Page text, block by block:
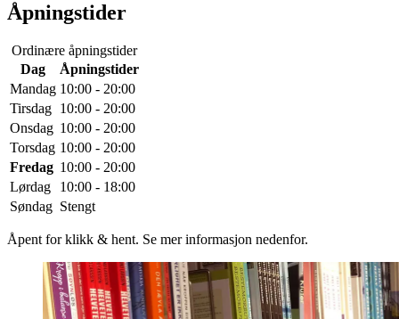
Åpningstider
Ordinære åpningstider
Dag
Åpningstider
Mandag 10:00 - 20:00
Tirsdag 10:00 - 20:00
Onsdag 10:00 - 20:00
Torsdag 10:00 - 20:00
Fredag 10:00 - 20:00
Lørdag
10:00 - 18:00
Søndag Stengt
Åpent for klikk & hent. Se mer informasjon nedenfor.